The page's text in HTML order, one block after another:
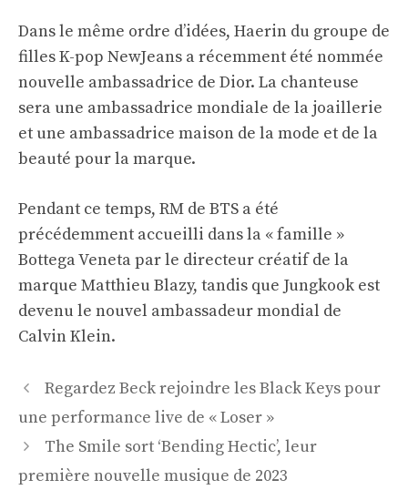
Dans le même ordre d’idées, Haerin du groupe de
filles K-pop NewJeans a récemment été nommée
nouvelle ambassadrice de Dior. La chanteuse
sera une ambassadrice mondiale de la joaillerie
et une ambassadrice maison de la mode et de la
beauté pour la marque.
Pendant ce temps, RM de BTS a été
précédemment accueilli dans la « famille »
Bottega Veneta par le directeur créatif de la
marque Matthieu Blazy, tandis que Jungkook est
devenu le nouvel ambassadeur mondial de
Calvin Klein.
Navigation
des
articles
Regardez Beck rejoindre les Black Keys pour
une performance live de « Loser »
The Smile sort ‘Bending Hectic’, leur
première nouvelle musique de 2023